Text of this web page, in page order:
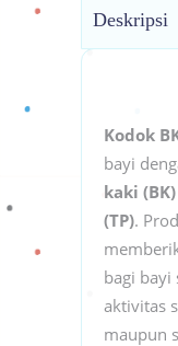
Deskripsi
Kodok
bayi
kaki
(TP).
bagi bayi
aktivitas
maupun